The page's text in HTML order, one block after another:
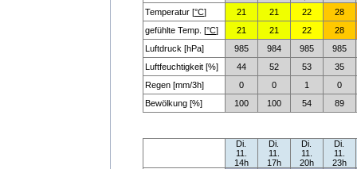
Temperatur [°C] 21 21 22
28
gefühlte Temp. [°C] 21 21 22
28
Luftdruck [hPa]
985 984 985
985
Luftfeuchtigkeit [%]
44 52 53
35
Regen [mm/3h]
0 0 1
0
Bewölkung [%]
100 100 54 89
Di.
11.
14h
Di.
11.
17h
Di.
11.
20h
Di.
11.
23h